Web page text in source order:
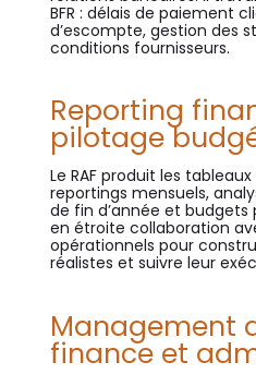
BFR : délais de paiement
d’escompte, gestion des
conditions fournisseurs.
Reporting
pilotage
Le RAF produit les
reportings mensuels,
de fin d’année et budgets
en étroite collaboration
opérationnels pour
réalistes et suivre leur
Management
finance et